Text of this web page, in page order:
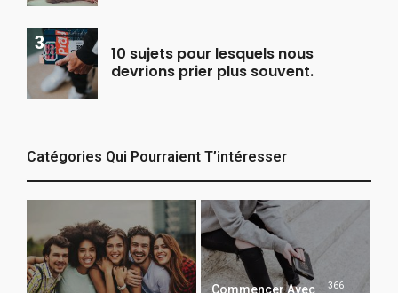
10 sujets pour lesquels nous
devrions prier plus souvent.
Catégories Qui Pourraient T’intéresser
Commencer Avec
366